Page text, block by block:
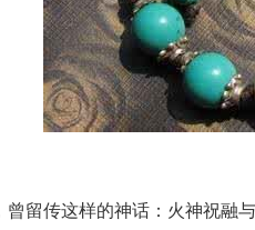
传这样的神话：火神祝融